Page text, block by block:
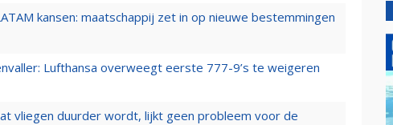
kansen: maatschappij zet in op nieuwe bestemmingen
Lufthansa overweegt eerste 777-9’s te weigeren
vliegen duurder wordt, lijkt geen probleem voor de